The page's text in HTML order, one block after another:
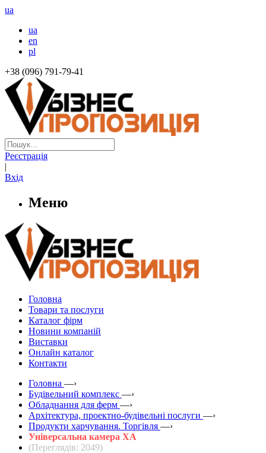
ua
ua
en
pl
+38 (096) 791-79-41
Реєстрація
|
Вхід
Меню
Головна
Товари та послуги
Каталог фірм
Новини компаній
Виставки
Онлайн каталог
Контакти
Головна —›
Будівельний комплекс —›
Обладнання для ферм —›
Архітектура, проектно-будівельні послуги —›
Продукти харчування. Торгівля —›
Універсальна камера ХА
(Переглядів: 2049)